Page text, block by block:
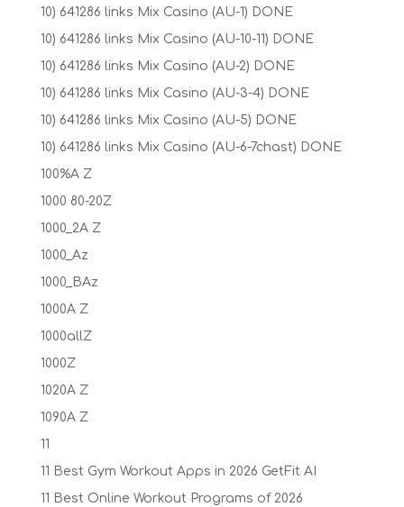
10) 641286 links Mix Casino (AU-1) DONE
10) 641286 links Mix Casino (AU-10-11) DONE
10) 641286 links Mix Casino (AU-2) DONE
10) 641286 links Mix Casino (AU-3-4) DONE
10) 641286 links Mix Casino (AU-5) DONE
10) 641286 links Mix Casino (AU-6-7chast) DONE
100%A Z
1000 80-20Z
1000_2A Z
1000_Az
1000_BAz
1000A Z
1000allZ
1000Z
1020A Z
1090A Z
11
11 Best Gym Workout Apps in 2026 GetFit AI
11 Best Online Workout Programs of 2026